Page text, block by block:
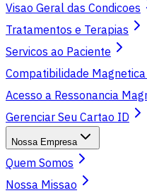
Visao Geral das Condicoes
Tratamentos e Terapias
Servicos ao Paciente
Compatibilidade Magnetica
Acesso a Ressonancia
Gerenciar Seu Cartao ID
Nossa Empresa
Quem Somos
Nossa Missao